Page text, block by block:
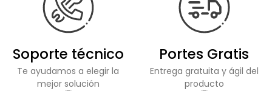
Soporte técnico
Te ayudamos a elegir la
mejor solución
Portes Gratis
Entrega gratuita y ágil del
producto